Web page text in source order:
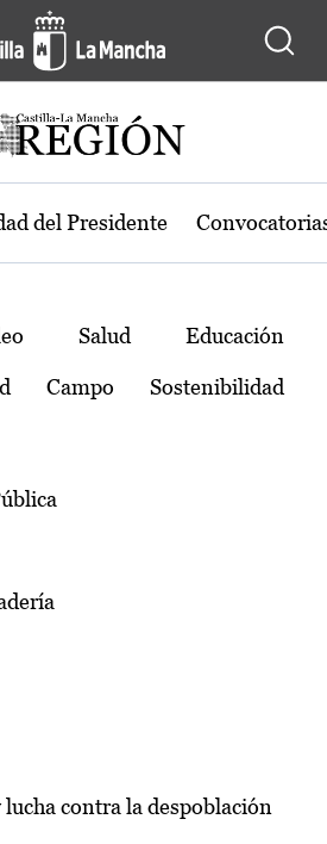
de Castilla-La
del Presidente
Salud Educación
Campo Sostenibilidad
contra la despoblación